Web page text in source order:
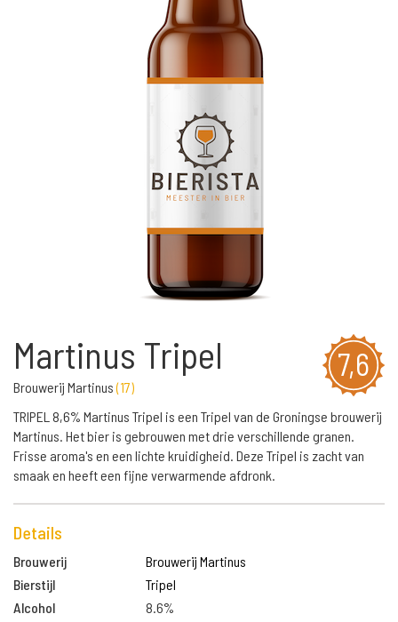
7,6
Martinus Tripel
Brouwerij Martinus(17)
TRIPEL 8,6% Martinus Tripel is een Tripel van de Groningse brouwerij
Martinus. Het bier is gebrouwen met drie verschillende granen.
Frisse aroma's en een lichte kruidigheid. Deze Tripel is zacht van
smaak en heeft een fijne verwarmende afdronk.
Details
Brouwerij
Brouwerij Martinus
Bierstijl
Tripel
Alcohol
8.6%